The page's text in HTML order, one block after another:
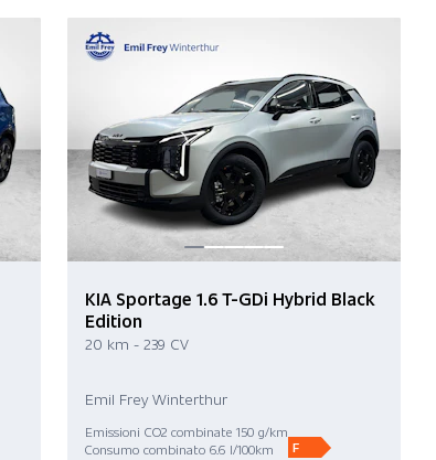
KIA Sportage 1.6 T-GDi Hybrid Black
Edition
20 km - 239 CV
Emil Frey Winterthur
Emissioni CO2 combinate 150 g/km
Consumo combinato 6.6 l/100km
F